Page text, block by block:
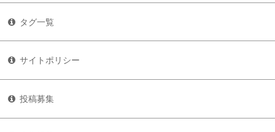
タグ一覧
サイトポリシー
投稿募集